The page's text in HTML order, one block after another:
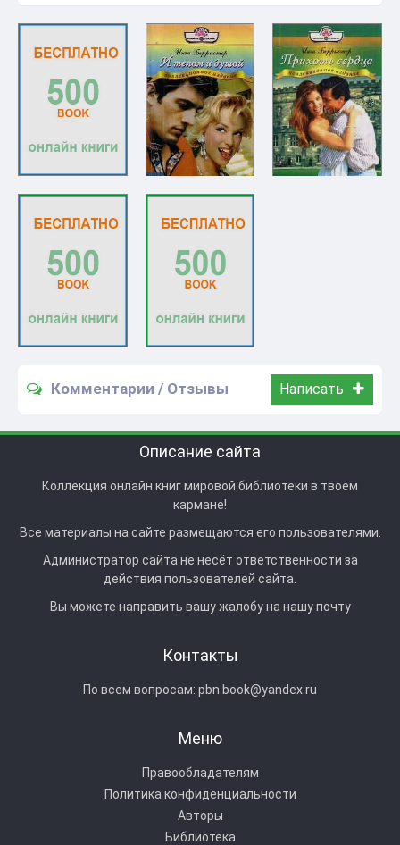
Комментарии / Отзывы Написать
Описание сайта
Коллекция онлайн книг мировой библиотеки в твоем
кармане!
Все материалы на сайте размещаются его пользователями.
Администратор сайта не несёт ответственности за
действия пользователей сайта.
Вы можете направить вашу жалобу на нашу почту
Контакты
По всем вопросам: pbn.book@yandex.ru
Меню
Правообладателям
Политика конфиденциальности
Авторы
Библиотека